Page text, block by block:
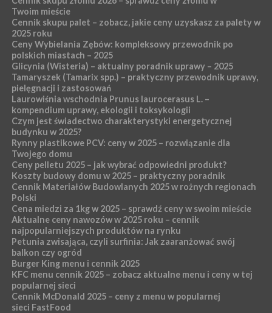
Twoim mieście
Cennik skupu palet – zobacz, jakie ceny uzyskasz za palety w
2025 roku
Ceny Wybielania Zębów: kompleksowy przewodnik po
polskich miastach – 2025
Glicynia (Wisteria) – aktualny poradnik uprawy – 2025
Tamaryszek (Tamarix spp.) – praktyczny przewodnik uprawy,
pielęgnacji i zastosowań
Laurowiśnia wschodnia Prunus laurocerasus L. –
kompendium uprawy, ekologii i toksykologii
Czym jest świadectwo charakterystyki energetycznej
budynku w 2025?
Rynny plastikowe PCV: ceny w 2025 – rozwiązanie dla
Twojego domu
Ceny pelletu 2025 – jak wybrać odpowiedni produkt?
Koszty budowy domu w 2025 – praktyczny poradnik
Cennik Materiałów Budowlanych 2025 w rożnych regionach
Polski
Cena miedzi za 1kg w 2025 – sprawdź ceny w swoim mieście
Aktualne ceny nawozów w 2025 roku – cennik
najpopularniejszych produktów na rynku
Petunia zwisająca, czyli surfinia: Jak zaaranżować swój
balkon czy ogród
Burger King menu i cennik 2025
KFC menu cennik 2025 – zobacz aktualne menu i ceny w tej
popularnej sieci
Cennik McDonald 2025 – ceny z menu w popularnej
sieci FastFood